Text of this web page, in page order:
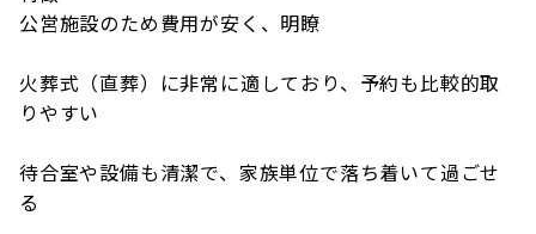
公営施設のため費用が安く、明瞭
火葬式（直葬）に非常に適しており、予約も比較的取
りやすい
待合室や設備も清潔で、家族単位で落ち着いて過ごせ
る